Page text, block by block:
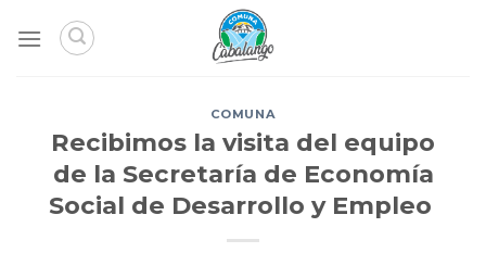
COMUNA
Recibimos la visita del equipo
de la Secretaría de Economía
Social de Desarrollo y Empleo